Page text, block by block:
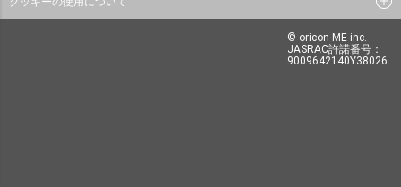
© oricon ME inc.
JASRAC許諾番号：
9009642140Y38026